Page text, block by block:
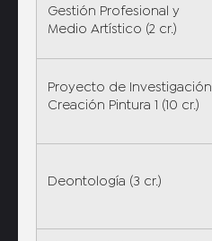
Gestión Profesional y
Medio Artístico (2 cr.)
Proyecto de Investigación
Creación Pintura 1 (10 cr.)
Deontología (3 cr.)